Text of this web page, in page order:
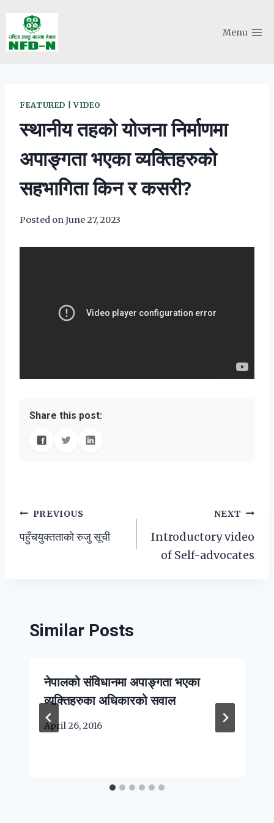
content
Menu
FEATURED |VIDEO
स्थानीय तहको योजना निर्माणमा
अपाङ्गता भएका व्यक्तिहरुको
सहभागिता किन र कसरी?
Posted onJune 27, 2023
Share this post:
Post
navigation
PREVIOUS
पहुँचयुक्तताको रुजु सूची
NEXT
Introductory video
of Self-advocates
Similar Posts
नेपालको संविधानमा अपाङ्गता भएका
व्यक्तिहरुका अधिकारको सवाल
April 26, 2016